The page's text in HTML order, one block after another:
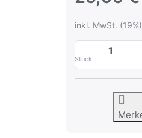
inkl. MwSt.
Stück